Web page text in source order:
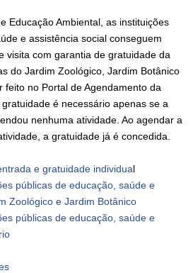
Educação Ambiental, as instituições
e assistência social conseguem
visita com garantia de gratuidade da
do Jardim Zoológico, Jardim Botânico
feito no Portal de Agendamento da
é necessário apenas se a
nenhuma atividade. Ao agendar a
a gratuidade já é concedida.
e gratuidade individual
públicas de educação, saúde e
Zoológico e Jardim Botânico
públicas de educação, saúde e